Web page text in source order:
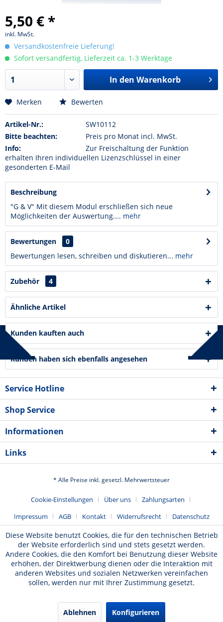
5,50 € *
inkl. MwSt.
Versandkostenfreie Lieferung!
Sofort versandfertig, Lieferzeit ca. 1-3 Werktage
In den Warenkorb
Merken Bewerten
Artikel-Nr.:
SW10112
Bitte beachten:
Preis pro Monat incl. MwSt.
Info:
Zur Freischaltung der Funktion
erhalten Ihren individuellen Lizenzschlüssel in einer
gesonderten E-Mail
Beschreibung
"G & V" Mit diesem Modul erschließen sich neue
Möglichkeiten der Auswertung.... mehr
Bewertungen
0
Bewertungen lesen, schreiben und diskutieren... mehr
Zubehör 4
Ähnliche Artikel
Kunden kauften auch
Kunden haben sich ebenfalls angesehen
Service Hotline
Shop Service
Informationen
Links
* Alle Preise inkl. gesetzl. Mehrwertsteuer
Cookie-Einstellungen Über uns
Zahlungsarten
Impressum
AGB Kontakt Widerrufsrecht Datenschutz
Diese Website benutzt Cookies, die für den technischen Betrieb
der Website erforderlich sind und stets gesetzt werden.
Andere Cookies, die den Komfort bei Benutzung dieser Website
erhöhen, der Direktwerbung dienen oder die Interaktion mit
anderen Websites und sozialen Netzwerken vereinfachen
sollen, werden nur mit Ihrer Zustimmung gesetzt.
Ablehnen Konfigurieren